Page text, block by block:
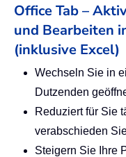
Office Tab –
und Bearbeiten
(inklusive Excel)
Wechseln Sie in
Dutzenden
Reduziert für Sie
verabschieden
Steigern Sie Ihre